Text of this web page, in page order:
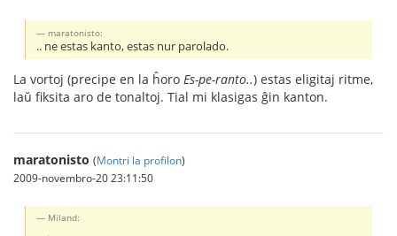
maratonisto:
.. ne estas kanto, estas nur parolado.
La vortoj (precipe en la ĥoro Es-pe-ranto..) estas eligitaj ritme,
laŭ fiksita aro de tonaltoj. Tial mi klasigas ĝin kanton.
maratonisto (Montri la profilon)
2009-novembro-20 23:11:50
Miland: